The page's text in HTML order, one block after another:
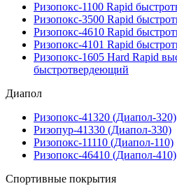
Ризопокс-1100 Rapid
Ризопокс-3500 Rapid
Ризопокс-4610 Rapid
Ризопокс-4101 Rapid
Ризопокс-1605 Hard Rapid
быстротвердеющий
Диапол
Ризопокс-41320 (Диапол-320)
Ризопур-41330 (Диапол-330)
Ризопокс-11110 (Диапол-110)
Ризопокс-46410 (Диапол-410)
Спортивные покрытия